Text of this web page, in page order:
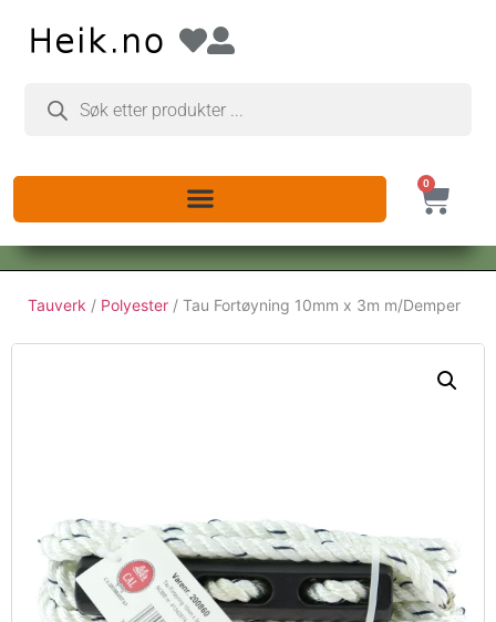
0
Tauverk / Polyester / Tau Fortøyning 10mm x 3m m/Demper